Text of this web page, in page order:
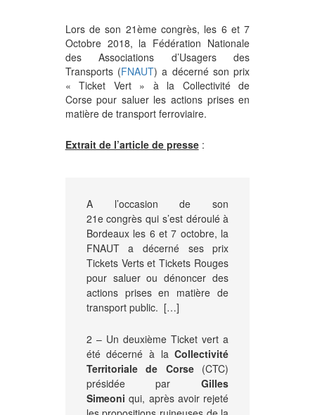
Lors de son 21ème congrès, les 6 et 7
Octobre 2018, la Fédération Nationale
des Associations d’Usagers des
Transports (FNAUT) a décerné son prix
« Ticket Vert » à la Collectivité de
Corse pour saluer les actions prises en
matière de transport ferroviaire.
Extrait de l’article de presse :
A l’occasion de son
21e congrès qui s’est déroulé à
Bordeaux les 6 et 7 octobre, la
FNAUT a décerné ses prix
Tickets Verts et Tickets Rouges
pour saluer ou dénoncer des
actions prises en matière de
transport public. […]
2 – Un deuxième Ticket vert a
été décerné à laCollectivité
Territoriale de Corse(CTC)
présidée parGilles
Simeoniqui, après avoir rejeté